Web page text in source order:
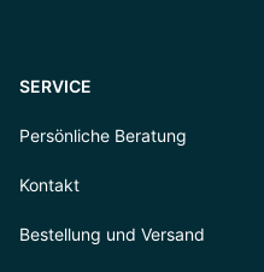
SERVICE
Persönliche Beratung
Kontakt
Bestellung und Versand